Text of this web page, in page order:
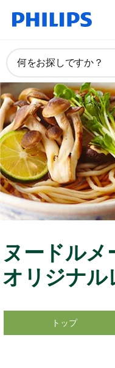
何をお探しですか？
ヌードルメ
オリジナル
トップ